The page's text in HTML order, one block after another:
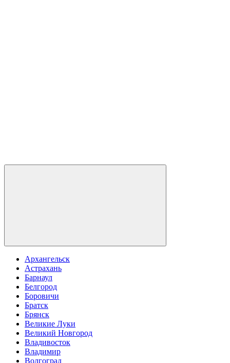
Архангельск
Астрахань
Барнаул
Белгород
Боровичи
Братск
Брянск
Великие Луки
Великий Новгород
Владивосток
Владимир
Волгоград